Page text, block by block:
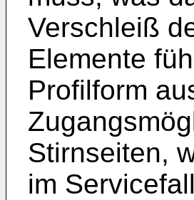
Verschleiß
Elemente
Profilform
Stirnseiten,
im